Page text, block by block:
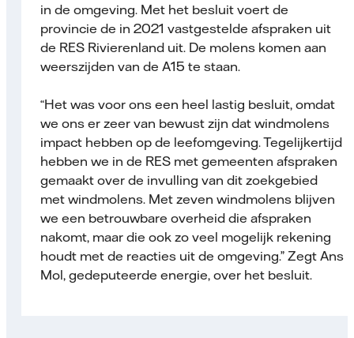
in de omgeving. Met het besluit voert de
provincie de in 2021 vastgestelde afspraken uit
de RES Rivierenland uit. De molens komen aan
weerszijden van de A15 te staan.
“Het was voor ons een heel lastig besluit, omdat
we ons er zeer van bewust zijn dat windmolens
impact hebben op de leefomgeving. Tegelijkertijd
hebben we in de RES met gemeenten afspraken
gemaakt over de invulling van dit zoekgebied
met windmolens. Met zeven windmolens blijven
we een betrouwbare overheid die afspraken
nakomt, maar die ook zo veel mogelijk rekening
houdt met de reacties uit de omgeving.” Zegt Ans
Mol, gedeputeerde energie, over het besluit.